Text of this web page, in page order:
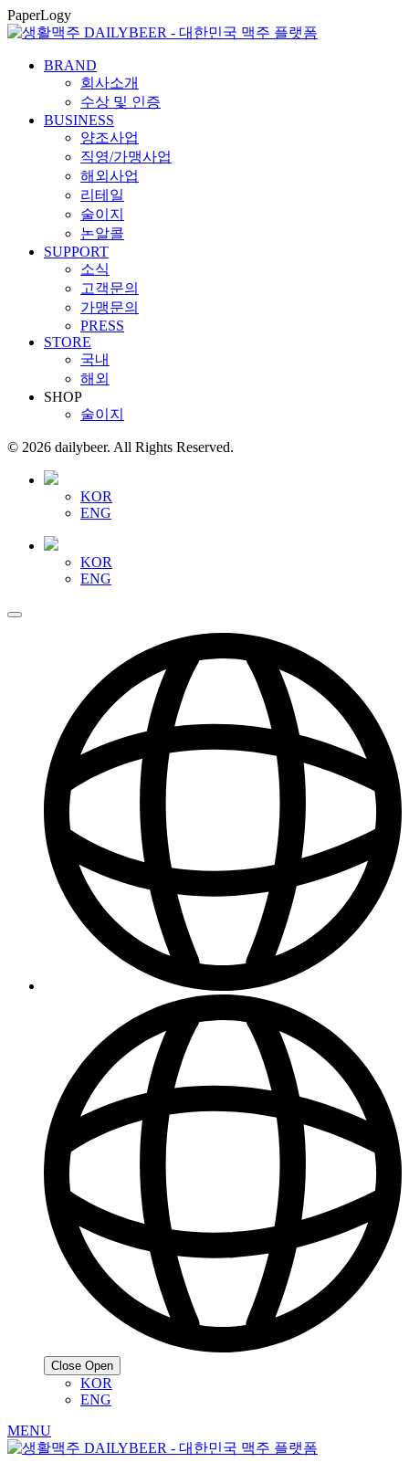
콘
텐
PaperLogy
BRAND
회사소개
수상 및 인증
BUSINESS
양조사업
직영/가맹사업
해외사업
리테일
술이지
논알콜
SUPPORT
소식
고객문의
가맹문의
PRESS
STORE
국내
해외
SHOP
술이지
© 2026 dailybeer. All Rights Reserved.
KOR
ENG
KOR
ENG
Close Open
KOR
ENG
MENU